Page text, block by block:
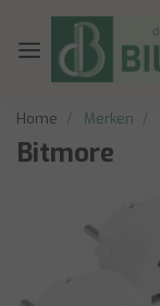
Home Merken
Bitmore